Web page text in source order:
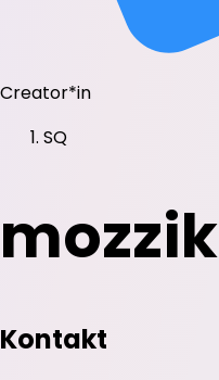
Creator*in
SQ
mozzik
Kontakt